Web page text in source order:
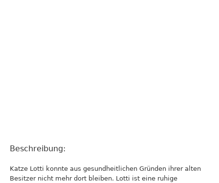
Beschreibung:
Katze Lotti konnte aus gesundheitlichen Gründen ihrer alten
Besitzer nicht mehr dort bleiben. Lotti ist eine ruhige